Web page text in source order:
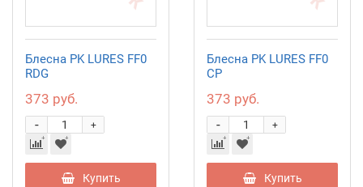
Блесна PK LURES FF0
RDG
373 руб.
+
-
Купить
Блесна PK LURES FF0
CP
373 руб.
+
-
Купить